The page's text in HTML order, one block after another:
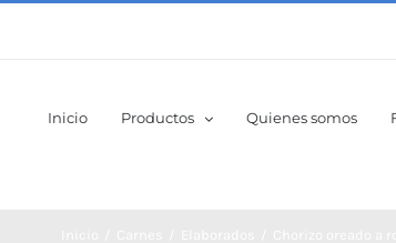
Inicio Productos Quienes somos